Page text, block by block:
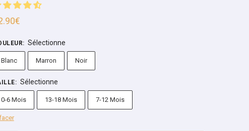
€
: Sélectionne
Blanc Marron Noir
: Sélectionne
0-6 Mois 13-18 Mois 7-12 Mois